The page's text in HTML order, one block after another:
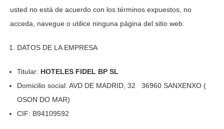
usted no está de acuerdo con los términos expuestos, no
acceda, navegue o utilice ninguna página del sitio web.
DATOS DE LA EMPRESA
Titular: HOTELES FIDEL BP SL
Domicilio social: AVD DE MADRID, 32 36960 SANXENXO (
OSON DO MAR)
CIF: B94109592